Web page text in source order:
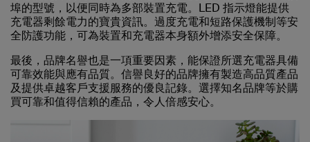
埠的型號，以便同時為多部裝置充電。LED 指示燈能提供
充電器剩餘電力的寶貴資訊。過度充電和短路保護機制等安
全防護功能，可為裝置和充電器本身額外增添安全保障。
最後， 品牌名譽也是一項重要因素，能保證所選充電器具備
可靠效能與應有品質。信譽良好的品牌擁有製造高品質產品
及提供卓越客戶支援服務的優良記錄。選擇知名品牌等於購
買可靠和值得信賴的產品，令人倍感安心。